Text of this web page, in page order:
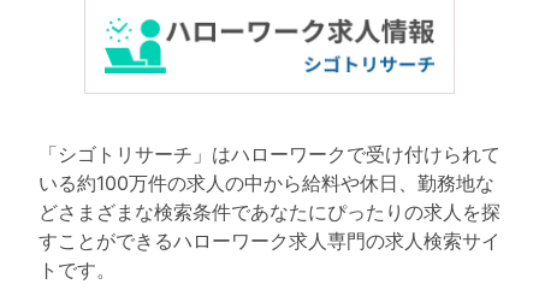
「シゴトリサーチ」はハローワークで受け付けられて
いる約100万件の求人の中から給料や休日、勤務地な
どさまざまな検索条件であなたにぴったりの求人を探
すことができるハローワーク求人専門の求人検索サイ
トです。